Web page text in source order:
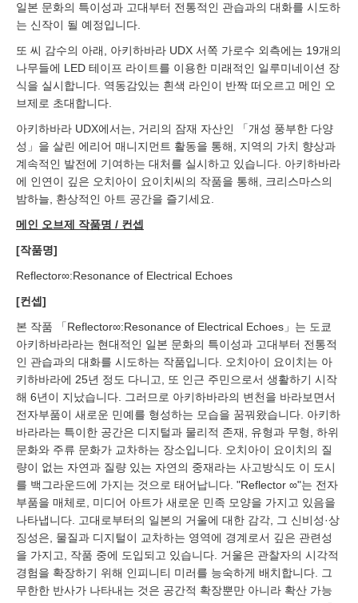
일본 문화의 특이성과 고대부터 전통적인 관습과의 대화를 시도하
는 신작이 될 예정입니다.
또 씨 감수의 아래, 아키하바라 UDX 서쪽 가로수 외측에는 19개의
나무들에 LED 테이프 라이트를 이용한 미래적인 일루미네이션 장
식을 실시합니다. 역동감있는 흰색 라인이 반짝 떠오르고 메인 오
브제로 초대합니다.
아키하바라 UDX에서는, 거리의 잠재 자산인 「개성 풍부한 다양
성」을 살린 에리어 매니지먼트 활동을 통해, 지역의 가치 향상과
계속적인 발전에 기여하는 대처를 실시하고 있습니다. 아키하바라
에 인연이 깊은 오치아이 요이치씨의 작품을 통해, 크리스마스의
밤하늘, 환상적인 아트 공간을 즐기세요.
메인 오브제 작품명 / 컨셉
[작품명]
Reflector∞:Resonance of Electrical Echoes
[컨셉]
본 작품 「Reflector∞:Resonance of Electrical Echoes」는 도쿄
아키하바라라는 현대적인 일본 문화의 특이성과 고대부터 전통적
인 관습과의 대화를 시도하는 작품입니다. 오치아이 요이치는 아
키하바라에 25년 정도 다니고, 또 인근 주민으로서 생활하기 시작
해 6년이 지났습니다. 그러므로 아키하바라의 변천을 바라보면서
전자부품이 새로운 민예를 형성하는 모습을 꿈꿔왔습니다. 아키하
바라라는 특이한 공간은 디지털과 물리적 존재, 유형과 무형, 하위
문화와 주류 문화가 교차하는 장소입니다. 오치아이 요이치의 질
량이 없는 자연과 질량 있는 자연의 중재라는 사고방식도 이 도시
를 백그라운드에 가지는 것으로 태어납니다. "Reflector ∞"는 전자
부품을 매체로, 미디어 아트가 새로운 민족 모양을 가지고 있음을
나타냅니다. 고대로부터의 일본의 거울에 대한 감각, 그 신비성·상
징성은, 물질과 디지털이 교차하는 영역에 경계로서 깊은 관련성
을 가지고, 작품 중에 도입되고 있습니다. 거울은 관찰자의 시각적
경험을 확장하기 위해 인피니티 미러를 능숙하게 배치합니다. 그
무한한 반사가 나타내는 것은 공간적 확장뿐만 아니라 확산 가능